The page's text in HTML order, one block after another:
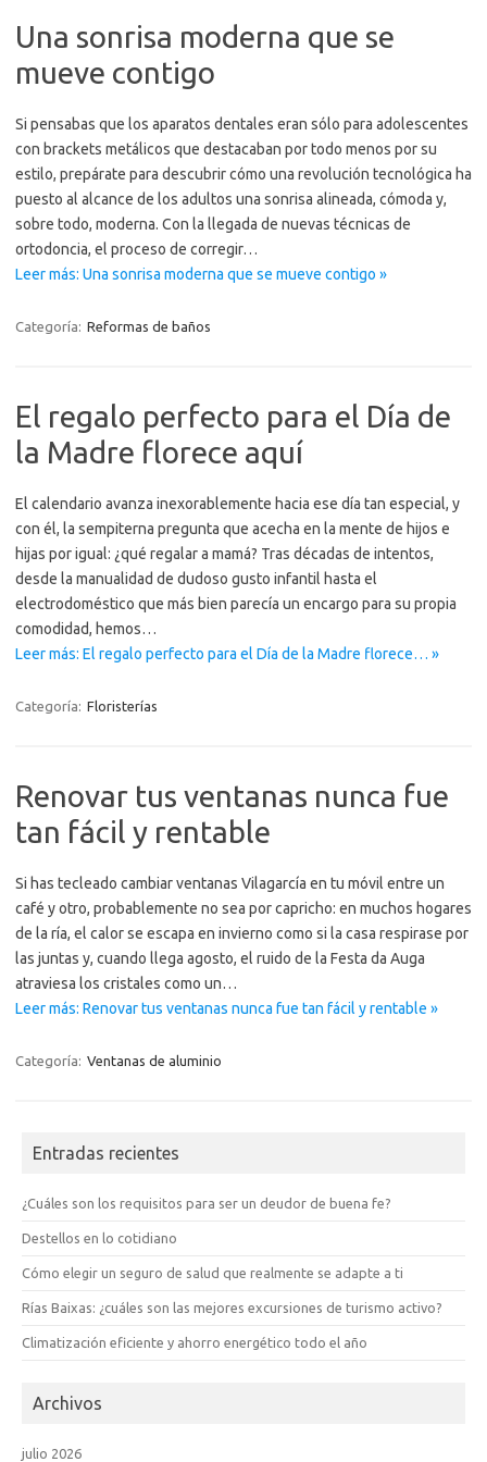
Una sonrisa moderna que se
mueve contigo
Si pensabas que los aparatos dentales eran sólo para adolescentes
con brackets metálicos que destacaban por todo menos por su
estilo, prepárate para descubrir cómo una revolución tecnológica ha
puesto al alcance de los adultos una sonrisa alineada, cómoda y,
sobre todo, moderna. Con la llegada de nuevas técnicas de
ortodoncia, el proceso de corregir…
Leer más: Una sonrisa moderna que se mueve contigo »
Categoría: Reformas de baños
El regalo perfecto para el Día de
la Madre florece aquí
El calendario avanza inexorablemente hacia ese día tan especial, y
con él, la sempiterna pregunta que acecha en la mente de hijos e
hijas por igual: ¿qué regalar a mamá? Tras décadas de intentos,
desde la manualidad de dudoso gusto infantil hasta el
electrodoméstico que más bien parecía un encargo para su propia
comodidad, hemos…
Leer más: El regalo perfecto para el Día de la Madre florece… »
Categoría: Floristerías
Renovar tus ventanas nunca fue
tan fácil y rentable
Si has tecleado cambiar ventanas Vilagarcía en tu móvil entre un
café y otro, probablemente no sea por capricho: en muchos hogares
de la ría, el calor se escapa en invierno como si la casa respirase por
las juntas y, cuando llega agosto, el ruido de la Festa da Auga
atraviesa los cristales como un…
Leer más: Renovar tus ventanas nunca fue tan fácil y rentable »
Categoría: Ventanas de aluminio
Entradas recientes
¿Cuáles son los requisitos para ser un deudor de buena fe?
Destellos en lo cotidiano
Cómo elegir un seguro de salud que realmente se adapte a ti
Rías Baixas: ¿cuáles son las mejores excursiones de turismo activo?
Climatización eficiente y ahorro energético todo el año
Archivos
julio 2026